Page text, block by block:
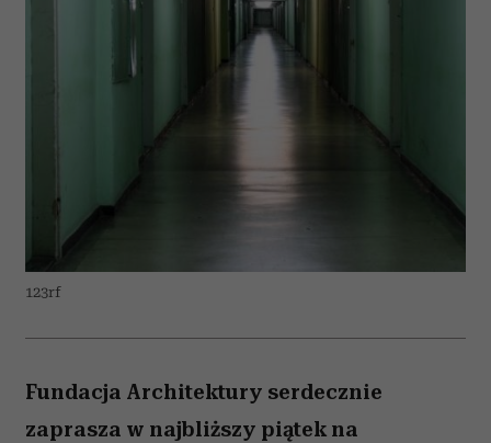
123rf
Fundacja Architektury serdecznie
zaprasza w najbliższy piątek na